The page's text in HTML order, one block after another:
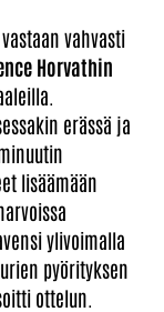
vahvasti
Horvathin
erässä ja
lisäämään
ylivoimalla
pyörityksen
ottelun.